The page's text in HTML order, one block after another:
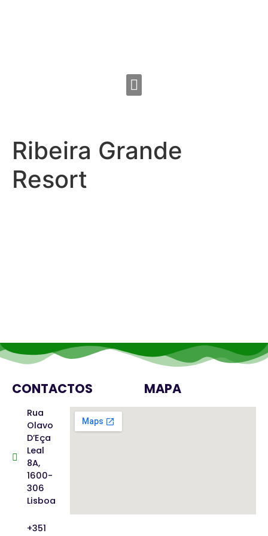
Ribeira Grande
Resort
CONTACTOS
Rua
Olavo
D’Eça
Leal
8A,
1600-
306
Lisboa
+351
MAPA